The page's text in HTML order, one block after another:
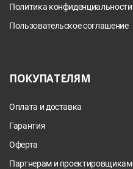
Политика конфиденциальности
Пользовательское соглашение
ПОКУПАТЕЛЯМ
Оплата и доставка
Гарантия
Оферта
Партнерам и проектировщикам